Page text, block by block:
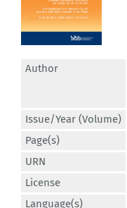
Author
Issue/Year (Volume)
Page(s)
URN
License
Language(s)